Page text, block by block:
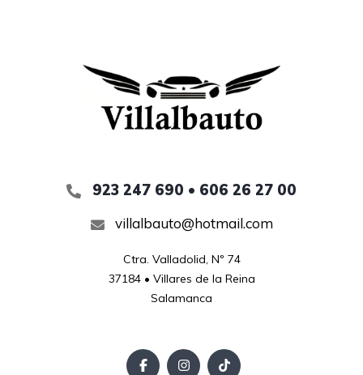
923 247 690 • 606 26 27 00
villalbauto@hotmail.com
Ctra. Valladolid, Nº 74
37184 • Villares de la Reina
Salamanca